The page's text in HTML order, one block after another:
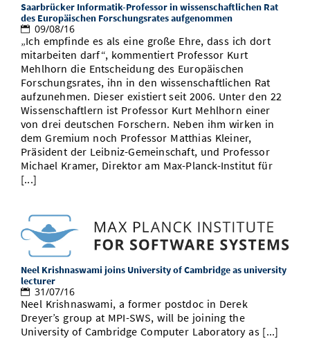
Saarbrücker Informatik-Professor in wissenschaftlichen Rat
des Europäischen Forschungsrates aufgenommen
09/08/16
„Ich empfinde es als eine große Ehre, dass ich dort
mitarbeiten darf“, kommentiert Professor Kurt
Mehlhorn die Entscheidung des Europäischen
Forschungsrates, ihn in den wissenschaftlichen Rat
aufzunehmen. Dieser existiert seit 2006. Unter den 22
Wissenschaftlern ist Professor Kurt Mehlhorn einer
von drei deutschen Forschern. Neben ihm wirken in
dem Gremium noch Professor Matthias Kleiner,
Präsident der Leibniz-Gemeinschaft, und Professor
Michael Kramer, Direktor am Max-Planck-Institut für
[...]
Neel Krishnaswami joins University of Cambridge as university
lecturer
31/07/16
Neel Krishnaswami, a former postdoc in Derek
Dreyer’s group at MPI-SWS, will be joining the
University of Cambridge Computer Laboratory as [...]